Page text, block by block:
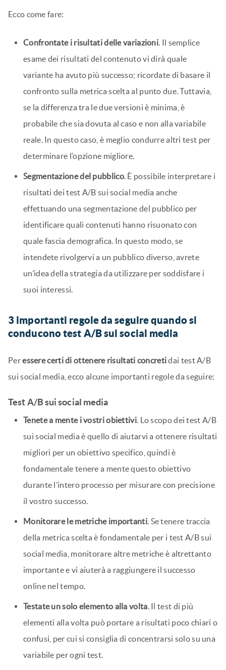
Ecco come fare:
Confrontate i risultati delle variazioni. Il semplice
esame dei risultati del contenuto vi dirà quale
variante ha avuto più successo; ricordate di basare il
confronto sulla metrica scelta al punto due. Tuttavia,
se la differenza tra le due versioni è minima, è
probabile che sia dovuta al caso e non alla variabile
reale. In questo caso, è meglio condurre altri test per
determinare l’opzione migliore.
Segmentazione del pubblico. È possibile interpretare i
risultati dei test A/B sui social media anche
effettuando una segmentazione del pubblico per
identificare quali contenuti hanno risuonato con
quale fascia demografica. In questo modo, se
intendete rivolgervi a un pubblico diverso, avrete
un’idea della strategia da utilizzare per soddisfare i
suoi interessi.
3 importanti regole da seguire quando si
conducono test A/B sui social media
Peressere certi di ottenere risultati concretidai test A/B
sui social media, ecco alcune importanti regole da seguire:
Test A/B sui social media
Tenete a mente i vostri obiettivi. Lo scopo dei test A/B
sui social media è quello di aiutarvi a ottenere risultati
migliori per un obiettivo specifico, quindi è
fondamentale tenere a mente questo obiettivo
durante l’intero processo per misurare con precisione
il vostro successo.
Monitorare le metriche importanti. Se tenere traccia
della metrica scelta è fondamentale per i test A/B sui
social media, monitorare altre metriche è altrettanto
importante e vi aiuterà a raggiungere il successo
online nel tempo.
Testate un solo elemento alla volta. Il test di più
elementi alla volta può portare a risultati poco chiari o
confusi, per cui si consiglia di concentrarsi solo su una
variabile per ogni test.